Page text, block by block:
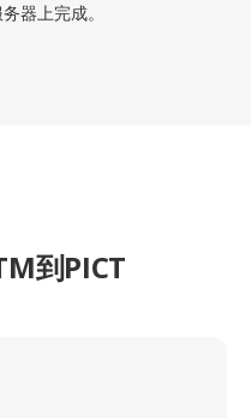
器上完成。
到PICT